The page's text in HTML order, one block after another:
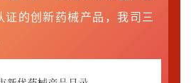
证的创新药械产品，我司三